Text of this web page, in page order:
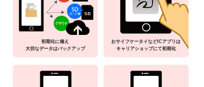
初期化に備え
大切なデータはバックアップ
おサイフケータイなどICアプリは
キャリアショップにて初期化